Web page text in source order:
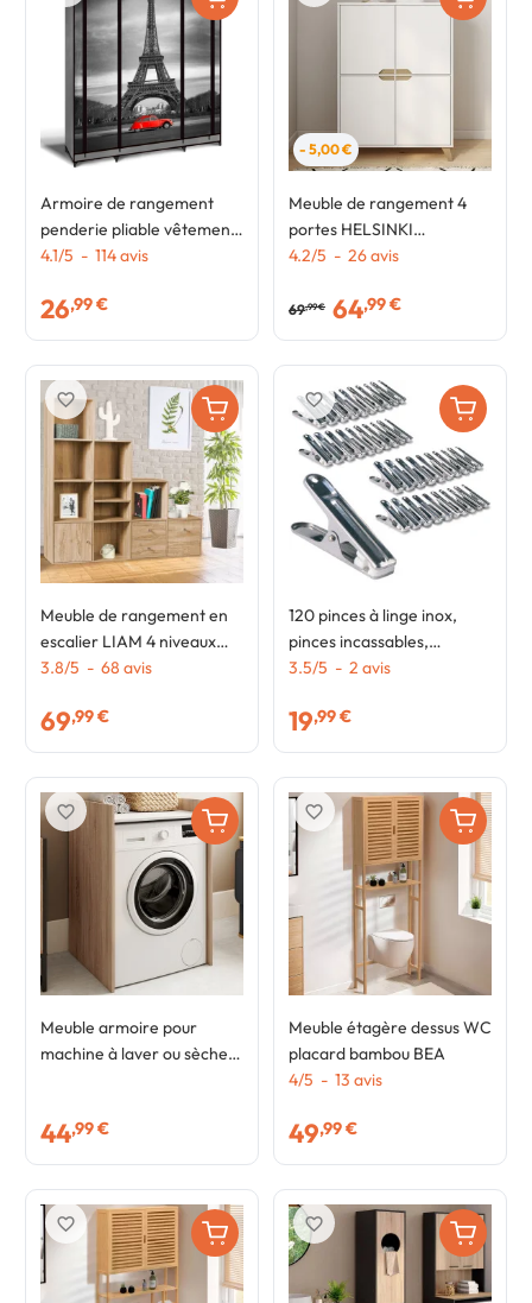
Armoire de rangement
penderie pliable vêtements
en tissu PARIS dressing
4.1/5 - 114avis
26,99 €
- 5,00 €
Meuble de rangement 4
portes HELSINKI
scandinave blanc
4.2/5 - 26avis
69,99 € 64,99 €
Meuble de rangement en
escalier LIAM 4 niveaux
bois façon hêtre avec
3.8/5 - 68 avis
69,99 €
favorite_border
120 pinces à linge inox,
pinces incassables,
inusables, ne rouillent pas
3.5/5 - 2 avis
19,99 €
favorite_border
Meuble armoire pour
machine à laver ou sèche
44,99 €
favorite_border
Meuble étagère dessus WC
placard bambou BEA
4/5 - 13 avis
49,99 €
favorite_border
favorite_border favorite_border